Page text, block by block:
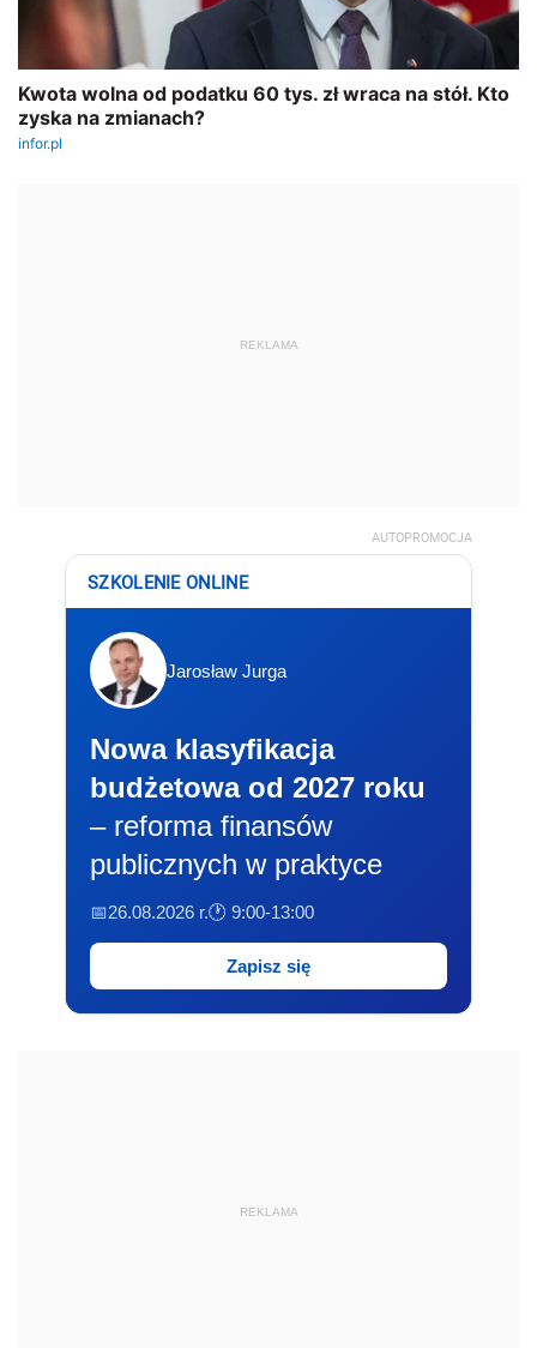
REKLAMA
AUTOPROMOCJA
SZKOLENIE ONLINE
Jarosław Jurga
Nowa klasyfikacja
budżetowa od 2027 roku
– reforma finansów
publicznych w praktyce
📅26.08.2026 r.🕐 9:00-13:00
Zapisz się
REKLAMA